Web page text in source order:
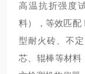
高温抗折强度
料）
，等效匹
型耐火砖、不
芯、辊棒等材料